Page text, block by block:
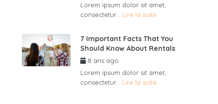
Lorem ipsum dolor sit amet,
consectetur... Lire la suite
7 Important Facts That You
Should Know About Rentals
8 ans ago
Lorem ipsum dolor sit amet,
consectetur... Lire la suite